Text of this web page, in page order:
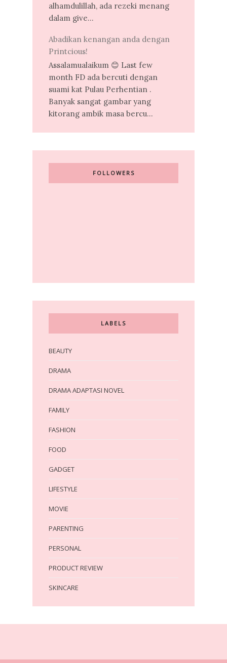
alhamdulillah, ada rezeki menang
dalam give...
Abadikan kenangan anda dengan
Printcious!
Assalamualaikum 😊 Last few
month FD ada bercuti dengan
suami kat Pulau Perhentian .
Banyak sangat gambar yang
kitorang ambik masa bercu...
FOLLOWERS
LABELS
BEAUTY
DRAMA
DRAMA ADAPTASI NOVEL
FAMILY
FASHION
FOOD
GADGET
LIFESTYLE
MOVIE
PARENTING
PERSONAL
PRODUCT REVIEW
SKINCARE